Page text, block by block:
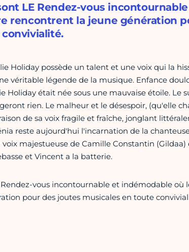
LE Rendez-vous
rencontrent la jeune génération
Holiday possède un talent et une voix qui la
véritable légende de la musique. Enfance
Holiday était née sous une mauvaise étoile. Le
rien. Le malheur et le désespoir, (qu'elle
de sa voix fragile et fraîche, jonglant
reste aujourd'hui l'incarnation de la
majestueuse de Camille Constantin (Gildaa)
et Vincent a la batterie.
vous incontournable et indémodable où
pour des joutes musicales en toute